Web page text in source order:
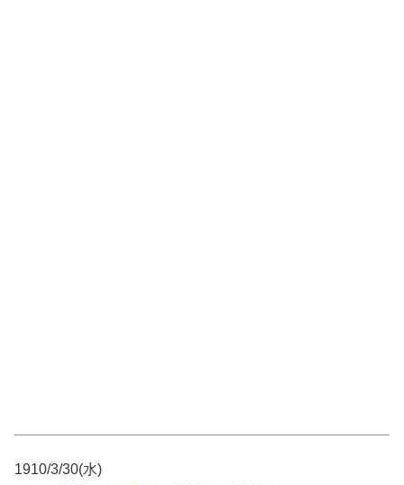
1910/3/30(水)